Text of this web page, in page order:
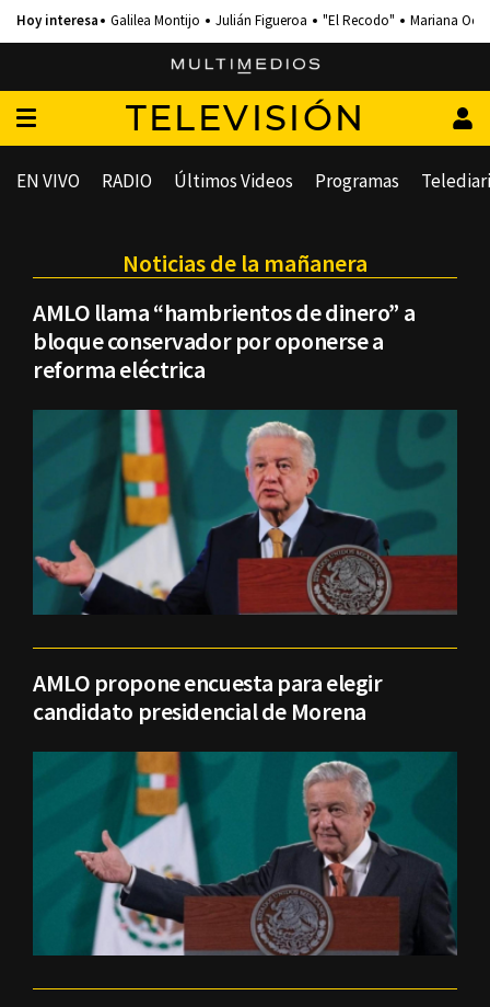
Galilea Montijo Julián Figueroa "El Recodo" Mariana
TELEVISIÓN
EN VIVO RADIO Últimos Videos Programas
Noticias de la mañanera
AMLO llama “hambrientos de dinero” a
bloque conservador por oponerse a
reforma eléctrica
AMLO propone encuesta para elegir
candidato presidencial de Morena